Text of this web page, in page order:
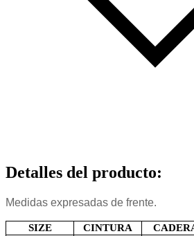
Detalles del producto:
Medidas expresadas de frente.
SIZE CINTURA